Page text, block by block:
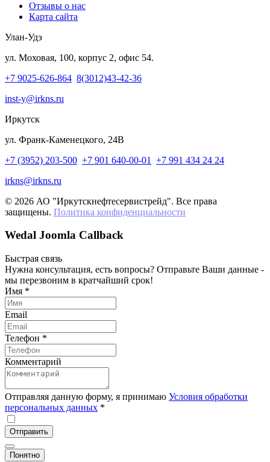
Отзывы о нас
Карта сайта
Улан-Удэ
ул. Моховая, 100, корпус 2, офис 54.
+7 9025-626-864 8(3012)43-42-36
inst-y@irkns.ru
Иркутск
ул. Франк-Каменецкого, 24В
+7 (3952) 203-500 +7 901 640-00-01
+7 991 434 24 24
irkns@irkns.ru
© 2026 АО "Иркутскнефтесервистрейд". Все права
защищены. Политика конфиденциальности
Wedal Joomla Callback
Быстрая связь
Нужна консультация, есть вопросы? Отправьте Ваши данные -
мы перезвоним в кратчайший срок!
Имя *
Email
Телефон *
Комментарий
Отправляя данную форму, я принимаю Условия обработки
персональных данных *
Отправить
Понятно